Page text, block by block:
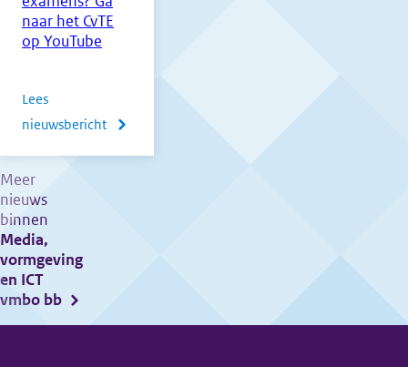
2026
naar het CvTE
op YouTube
Lees
nieuwsbericht
over
het
Meer
nieuws
binnen
Media,
vormgeving
en ICT
vmbo bb